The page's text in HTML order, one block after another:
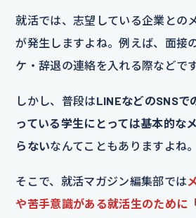
就活では、志望している企業との
が発生しますよね。例えば、面接
ケ・辞退の連絡を入れる際などです
しかし、普段はLINEなどのSNSで
っている学生にとっては基本的な
らないなんてこともありますよね。
そこで、就活マガジン編集部では
や苦手意識がある就活生のために